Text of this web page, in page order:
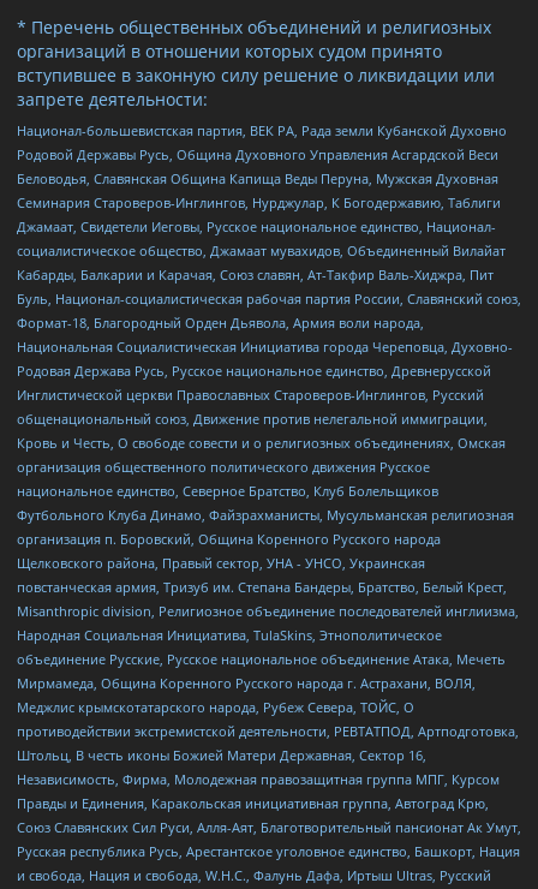
* Перечень общественных объединений и религиозных
организаций в отношении которых судом принято
вступившее в законную силу решение о ликвидации или
запрете деятельности:
Национал-большевистская партия, ВЕК РА, Рада земли Кубанской Духовно
Родовой Державы Русь, Община Духовного Управления Асгардской Веси
Беловодья, Славянская Община Капища Веды Перуна, Мужская Духовная
Семинария Староверов-Инглингов, Нурджулар, К Богодержавию, Таблиги
Джамаат, Свидетели Иеговы, Русское национальное единство, Национал-
социалистическое общество, Джамаат мувахидов, Объединенный Вилайат
Кабарды, Балкарии и Карачая, Союз славян, Ат-Такфир Валь-Хиджра, Пит
Буль, Национал-социалистическая рабочая партия России, Славянский союз,
Формат-18, Благородный Орден Дьявола, Армия воли народа,
Национальная Социалистическая Инициатива города Череповца, Духовно-
Родовая Держава Русь, Русское национальное единство, Древнерусской
Инглистической церкви Православных Староверов-Инглингов, Русский
общенациональный союз, Движение против нелегальной иммиграции,
Кровь и Честь, О свободе совести и о религиозных объединениях, Омская
организация общественного политического движения Русское
национальное единство, Северное Братство, Клуб Болельщиков
Футбольного Клуба Динамо, Файзрахманисты, Мусульманская религиозная
организация п. Боровский, Община Коренного Русского народа
Щелковского района, Правый сектор, УНА - УНСО, Украинская
повстанческая армия, Тризуб им. Степана Бандеры, Братство, Белый Крест,
Misanthropic division, Религиозное объединение последователей инглиизма,
Народная Социальная Инициатива, TulaSkins, Этнополитическое
объединение Русские, Русское национальное объединение Атака, Мечеть
Мирмамеда, Община Коренного Русского народа г. Астрахани, ВОЛЯ,
Меджлис крымскотатарского народа, Рубеж Севера, ТОЙС, О
противодействии экстремистской деятельности, РЕВТАТПОД, Артподготовка,
Штольц, В честь иконы Божией Матери Державная, Сектор 16,
Независимость, Фирма, Молодежная правозащитная группа МПГ, Курсом
Правды и Единения, Каракольская инициативная группа, Автоград Крю,
Союз Славянских Сил Руси, Алля-Аят, Благотворительный пансионат Ак Умут,
Русская республика Русь, Арестантское уголовное единство, Башкорт, Нация
и свобода, Нация и свобода, W.H.С., Фалунь Дафа, Иртыш Ultras, Русский